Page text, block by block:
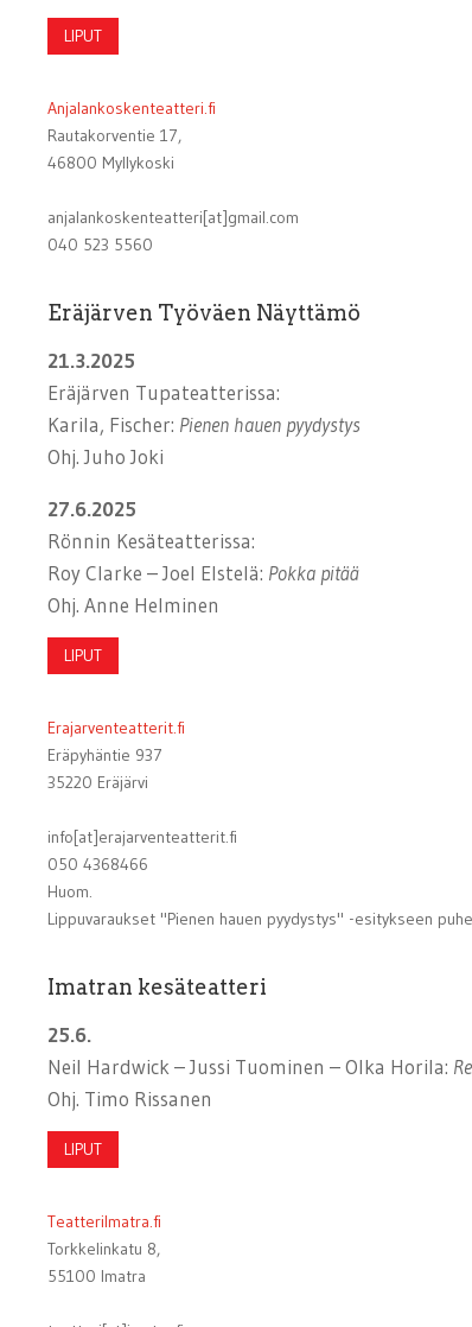
LIPUT
Anjalankoskenteatteri.fi
Rautakorventie 17,
46800 Myllykoski
anjalankoskenteatteri[at]gmail.com
040 523 5560
Eräjärven Työväen Näyttämö
21.3.2025
Eräjärven Tupateatterissa:
Karila, Fischer: Pienen hauen pyydystys
Ohj. Juho Joki
27.6.2025
Rönnin Kesäteatterissa:
Roy Clarke – Joel Elstelä: Pokka pitää
Ohj. Anne Helminen
LIPUT
Erajarventeatterit.fi
Eräpyhäntie 937
35220 Eräjärvi
info[at]erajarventeatterit.fi
050 4368466
Huom.
Lippuvaraukset "Pienen hauen pyydystys" -esitykseen
Imatran kesäteatteri
25.6.
Neil Hardwick – Jussi Tuominen – Olka Horila:
Ohj. Timo Rissanen
LIPUT
TeatteriImatra.fi
Torkkelinkatu 8,
55100 Imatra